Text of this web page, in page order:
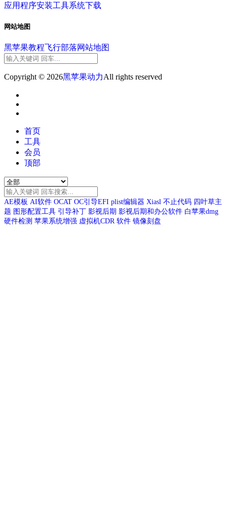
应用程序安装工具系统下载
网站地图
黑苹果教程飞行部落网站地图
Copyright © 2026黑苹果动力All rights reserved
首页
工具
会员
顶部
AE模板 AI软件 OCAT OC引导EFI plist编辑器 Xiasl 不止代码 四叶草主
题 图形配置工具 引导补丁 影视后期 影视后期和办公软件 白苹果dmg
硬件检测 苹果系统增强 虚拟机CDR 软件 镜像刻盘